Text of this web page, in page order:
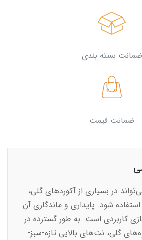
ضمانت بسته بندی
ضمانت قیمت
در بسیاری از آکوردهای گلی،
استفاده شود. پایداری و ماندگاری آن
کاربردی است. به طور گسترده در
گلی، نت‌های بالایی تازه-سبز-